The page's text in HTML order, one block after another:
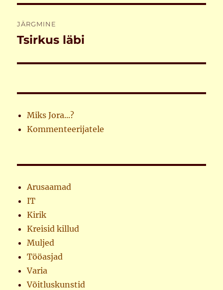
JÄRGMINE
Järgmine
Tsirkus läbi
Miks Jora...?
Kommenteerijatele
Arusaamad
IT
Kirik
Kreisid killud
Muljed
Tööasjad
Varia
Võitluskunstid